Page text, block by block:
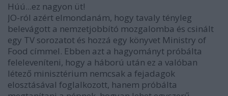
Húú...ez nagyon üt!
JO-ról azért elmondanám, hogy tavaly tényleg
belevágott a nemzetjobbító mozgalomba és csinált
egy TV sorozatot és hozzá egy könyvet Ministry of
Food címmel. Ebben azt a hagyományt próbálta
feleleveníteni, hogy a háború után ez a valóban
létező minisztérium nemcsak a fejadagok
elosztásával foglalkozott, hanem próbálta